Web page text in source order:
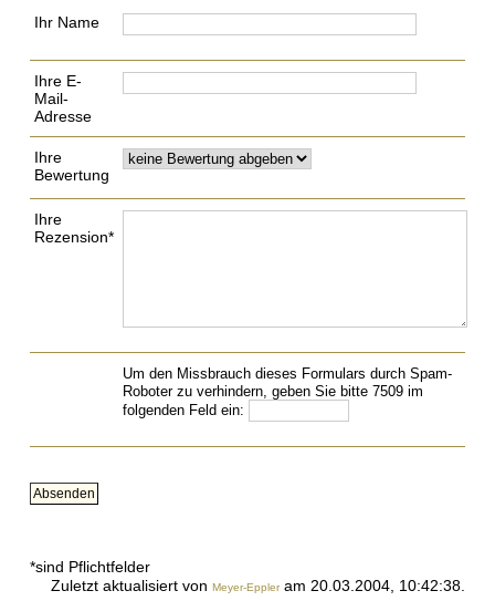
Ihr Name
Ihre E-
Mail-
Adresse
Ihre
Bewertung
Ihre
Rezension*
Um den Missbrauch dieses Formulars durch Spam-
Roboter zu verhindern, geben Sie bitte 7509 im
folgenden Feld ein:
*sind Pflichtfelder
Zuletzt aktualisiert von Meyer-Eppleram 20.03.2004, 10:42:38.